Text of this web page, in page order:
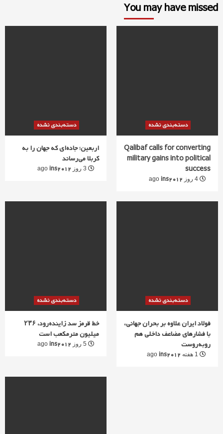
You may have missed
دسته‌بندی نشده
اربعین؛ جاده‌ای که جهان را به
کربلا می‌رساند
ins2012
دسته‌بندی نشده
Qalibaf calls for converting
military gains into political
success
ins2012
دسته‌بندی نشده
خط قرمز سد زاینده‌رود، ۲۳۶
میلیون مترمکعب است
ins2012
دسته‌بندی نشده
فولاد ایران علاوه بر بحران جهانی،
با فشارهای مضاعف داخلی هم
روبه‌روست
ins2012